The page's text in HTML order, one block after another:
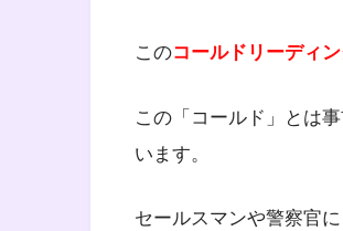
このコールドリーディ
この「コールド」とは
います。
セールスマンや警察官